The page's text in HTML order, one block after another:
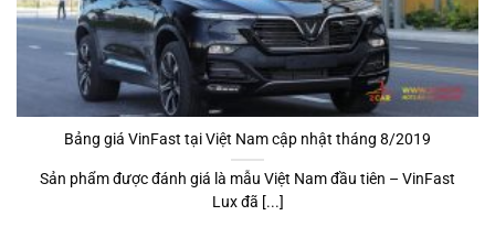
Bảng giá VinFast tại Việt Nam cập nhật tháng 8/2019
Sản phẩm được đánh giá là mẫu Việt Nam đầu tiên – VinFast
Lux đã [...]